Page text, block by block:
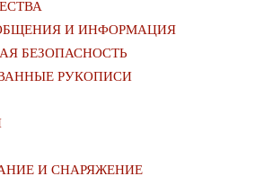
И ИНФОРМАЦИЯ
БЕЗОПАСНОСТЬ
РУКОПИСИ
И СНАРЯЖЕНИЕ